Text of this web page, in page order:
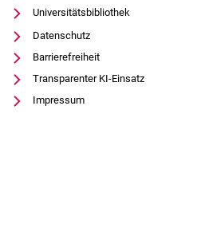
Universitätsbibliothek
Datenschutz
Barrierefreiheit
Transparenter KI-Einsatz
Impressum